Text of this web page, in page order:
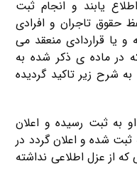
یابند و انجام ثبت
حقوق تاجران و افرادی
و یا قراردادی منعقد می
در ماده ی ذکر شده به
شرح زیر تاکید گردیده
به ثبت رسیده و اعلان
ثبت شده و اعلان گردد در
از عزل اطلاعی نداشته